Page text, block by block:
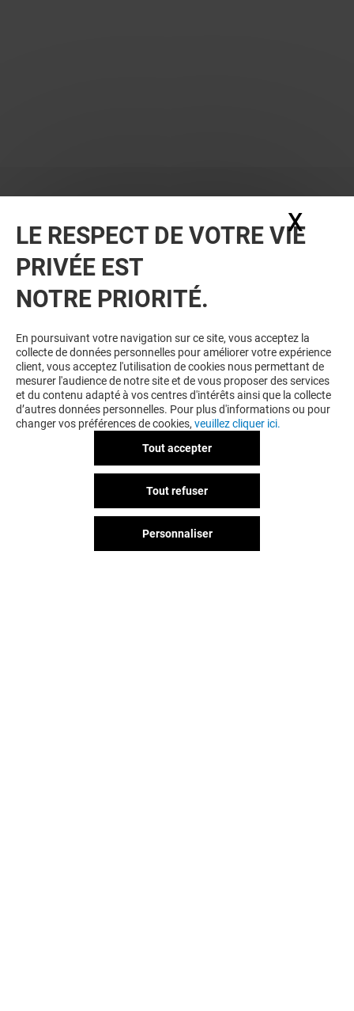
LE RESPECT DE VOTRE VIE
PRIVÉE EST
NOTRE PRIORITÉ.
En poursuivant votre navigation sur ce site, vous acceptez la
collecte de données personnelles pour améliorer votre expérience
client, vous acceptez l'utilisation de cookies nous permettant de
mesurer l'audience de notre site et de vous proposer des services
et du contenu adapté à vos centres d'intérêts ainsi que la collecte
d’autres données personnelles. Pour plus d'informations ou pour
changer vos préférences de cookies, veuillez cliquer ici.
Tout accepter
Tout refuser
Personnaliser
X